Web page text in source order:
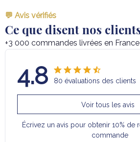
💬 Avis vérifiés
Ce que disent nos
+3 000 commandes livrées en France
4.8 80 évaluations des clients
Voir tous les avis
Écrivez un avis pour obtenir 10% de
commande